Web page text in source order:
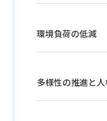
環境負荷の低減
多様性の推進と